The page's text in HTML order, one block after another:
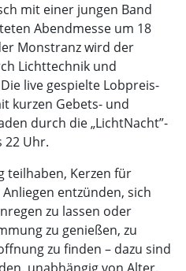
mit einer jungen Band
Abendmesse um 18
Monstranz wird der
Lichttechnik und
live gespielte Lobpreis-
kurzen Gebets- und
durch die „LichtNacht”-
22 Uhr.
teilhaben, Kerzen für
entzünden, sich
zu lassen oder
zu genießen, zu
zu finden – dazu sind